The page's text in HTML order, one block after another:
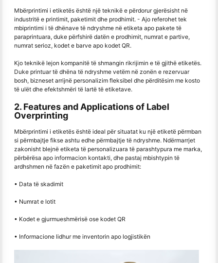
Mbërprintimi i etiketës është një teknikë e përdorur gjerësisht në
industritë e printimit, paketimit dhe prodhimit. - Ajo referohet tek
mbiprintimi i të dhënave të ndryshme në etiketa apo pakete të
paraprintuara, duke përfshirë datën e prodhimit, numrat e partive,
numrat serioz, kodet e barve apo kodet QR.
Kjo teknikë lejon kompanitë të shmangin rikrijimin e të gjithë etiketës.
Duke printuar të dhëna të ndryshme vetëm në zonën e rezervuar
bosh, bizneset arrijnë personalizim fleksibel dhe përditësim me kosto
të ulët dhe efektshmëri të lartë të etiketave.
2. Features and Applications of Label
Overprinting
Mbërprintimi i etiketës është ideal për situatat ku një etiketë përmban
si përmbajtje fikse ashtu edhe përmbajtje të ndryshme. Ndërmarrjet
zakonisht blejnë etiketa të personalizuara të parashtypura me marka,
përbërësa apo informacion kontakti, dhe pastaj mbishtypin të
ardhshmen në fazën e paketimit apo prodhimit:
• Data të skadimit
• Numrat e lotit
• Kodet e gjurmueshmërisë ose kodet QR
• Informacione lidhur me inventorin apo logjistikën